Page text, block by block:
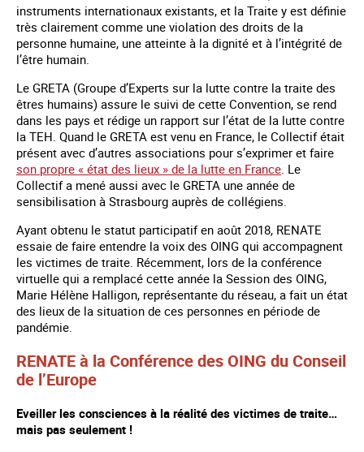
instruments internationaux existants, et la Traite y est définie
très clairement comme une violation des droits de la
personne humaine, une atteinte à la dignité et à l’intégrité de
l’être humain.
Le GRETA (Groupe d’Experts sur la lutte contre la traite des
êtres humains) assure le suivi de cette Convention, se rend
dans les pays et rédige un rapport sur l’état de la lutte contre
la TEH. Quand le GRETA est venu en France, le Collectif était
présent avec d’autres associations pour s’exprimer et faire
son propre « état des lieux » de la lutte en France . Le
Collectif a mené aussi avec le GRETA une année de
sensibilisation à Strasbourg auprès de collégiens.
Ayant obtenu le statut participatif en août 2018, RENATE
essaie de faire entendre la voix des OING qui accompagnent
les victimes de traite. Récemment, lors de la conférence
virtuelle qui a remplacé cette année la Session des OING,
Marie Hélène Halligon, représentante du réseau, a fait un état
des lieux de la situation de ces personnes en période de
pandémie.
RENATE à la Conférence des OING du Conseil
de l’Europe
Eveiller les consciences à la réalité des victimes de traite…
mais pas seulement !